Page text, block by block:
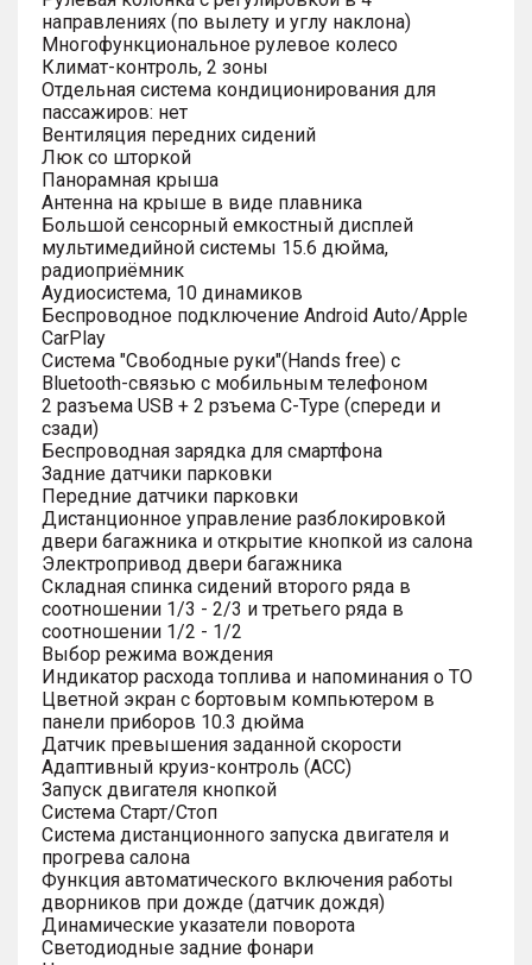
направлениях (по вылету и углу наклона)
Многофункциональное рулевое колесо
Климат-контроль, 2 зоны
Отдельная система кондиционирования для
пассажиров: нет
Вентиляция передних сидений
Люк со шторкой
Панорамная крыша
Антенна на крыше в виде плавника
Большой сенсорный емкостный дисплей
мультимедийной системы 15.6 дюйма,
радиоприёмник
Аудиосистема, 10 динамиков
Беспроводное подключение Android Auto/Apple
CarPlay
Система "Свободные руки"(Hands free) с
Bluetooth-связью с мобильным телефоном
2 разъема USB + 2 рзъема C-Type (спереди и
сзади)
Беспроводная зарядка для смартфона
Задние датчики парковки
Передние датчики парковки
Дистанционное управление разблокировкой
двери багажника и открытие кнопкой из салона
Электропривод двери багажника
Складная спинка сидений второго ряда в
соотношении 1/3 - 2/3 и третьего ряда в
соотношении 1/2 - 1/2
Выбор режима вождения
Индикатор расхода топлива и напоминания о ТО
Цветной экран с бортовым компьютером в
панели приборов 10.3 дюйма
Датчик превышения заданной скорости
Адаптивный круиз-контроль (ACC)
Запуск двигателя кнопкой
Система Старт/Стоп
Система дистанционного запуска двигателя и
прогрева салона
Функция автоматического включения работы
дворников при дожде (датчик дождя)
Динамические указатели поворота
Светодиодные задние фонари